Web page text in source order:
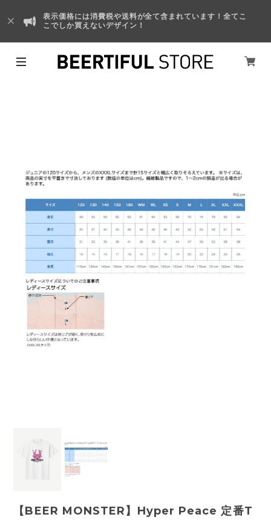
表示価格には消費税や送料が全て含まれています！全てこ
こでしか買えないデザイン！
【BEER MONSTER】Hyper Peace 定番T